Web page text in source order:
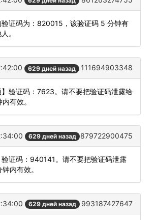
验证码为：820015，该验证码 5 分钟有
。
629 дней назад 111694903348
】验证码：7623。请不要把验证码泄露给
有效。
629 дней назад 879722900475
验证码：940141。请不要把验证码泄露
内有效。
629 дней назад 993187427647